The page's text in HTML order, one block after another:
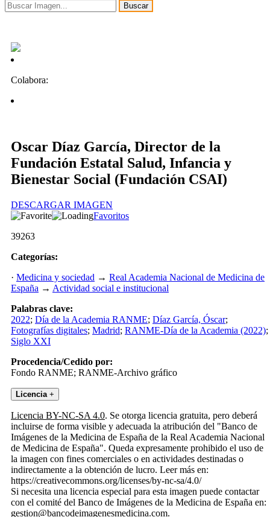
Buscar
Colabora:
Oscar Díaz García, Director de la
Fundación Estatal Salud, Infancia y
Bienestar Social (Fundación CSAI)
DESCARGAR IMAGEN
Favoritos
39263
Categorías:
· Medicina y sociedad → Real Academia Nacional de Medicina de
España → Actividad social e institucional
Palabras clave:
2022; Día de la Academia RANME; Díaz García, Óscar;
Fotografías digitales; Madrid; RANME-Día de la Academia (2022);
Siglo XXI
Procedencia/Cedido por:
Fondo RANME; RANME-Archivo gráfico
Licencia +
Licencia BY-NC-SA 4.0. Se otorga licencia gratuita, pero deberá
incluirse de forma visible y adecuada la atribución del "Banco de
Imágenes de la Medicina de España de la Real Academia Nacional
de Medicina de España". Queda expresamente prohibido el uso de
la imagen con fines comerciales o en actividades destinadas o
indirectamente a la obtención de lucro. Leer más en:
https://creativecommons.org/licenses/by-nc-sa/4.0/
Si necesita una licencia especial para esta imagen puede contactar
con el comité del Banco de Imágenes de la Medicina de España en:
gestion@bancodeimagenesmedicina.com.